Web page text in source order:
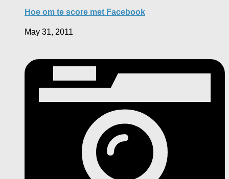
Hoe om te score met Facebook
May 31, 2011